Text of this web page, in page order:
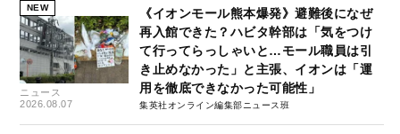
NEW
ニュース
2026.08.07
《イオンモール熊本爆発》避難後になぜ
再入館できた？ハビタ幹部は「気をつけ
て行ってらっしゃいと…モール職員は引
き止めなかった」と主張、イオンは「運
用を徹底できなかった可能性」
集英社オンライン編集部ニュース班